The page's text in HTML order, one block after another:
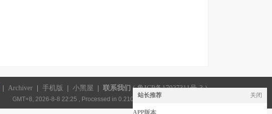
关闭
站长推荐
APP版本
Archiver 手机版 小黑屋 联系我们 (鲁ICP备17027311号-3)
GMT+8, 2026-8-8 22:25 , Processed in 0.210625 second(s), 18 queries .